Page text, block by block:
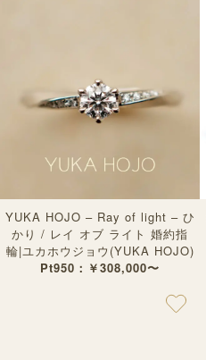
YUKA HOJO – Ray of light – ひ
かり / レイ オブ ライト 婚約指
輪|ユカホウジョウ(YUKA HOJO)
Pt950：￥308,000〜